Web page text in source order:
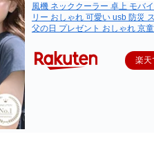
風機 ネッククーラー 卓上 モバ
リー おしゃれ 可愛い usb 防災
父の日 プレゼント おしゃれ 京
楽天